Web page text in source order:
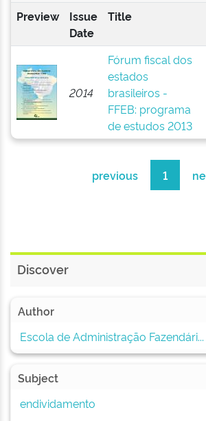
Preview
Issue
Date
Title
2014
Fórum fiscal dos
estados
brasileiros -
FFEB: programa
de estudos 2013
previous 1
Discover
Author
Escola de Administração Fazendári...
Subject
endividamento